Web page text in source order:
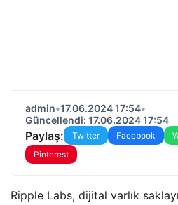
admin•17.06.2024 17:54•
Güncellendi: 17.06.2024 17:54
Paylaş: Twitter Facebook
Pinterest
Ripple Labs, dijital varlık